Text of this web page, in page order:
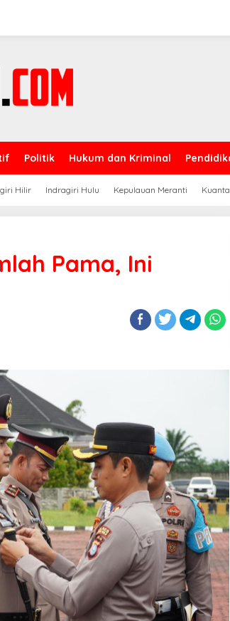
Politik Hukum dan Kriminal
Hilir Indragiri Hulu Kepulauan Meranti
Pama, Ini